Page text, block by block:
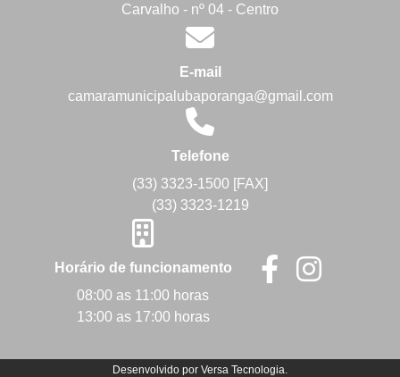
Carvalho - nº 04 - Centro
E-mail
camaramunicipalubaporanga@gmail.com
Telefone
(33) 3323-1500 [FAX]
(33) 3323-1219
Horário de funcionamento
08:00 as 11:00 horas
13:00 as 17:00 horas
Desenvolvido por Versa Tecnologia